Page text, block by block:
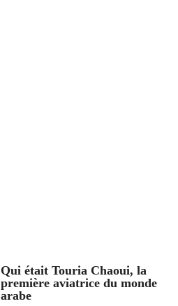
Qui était Touria Chaoui, la
première aviatrice du monde
arabe